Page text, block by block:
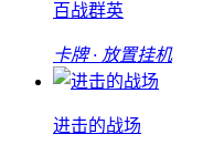
百战群英
卡牌 · 放置挂机
进击的战场